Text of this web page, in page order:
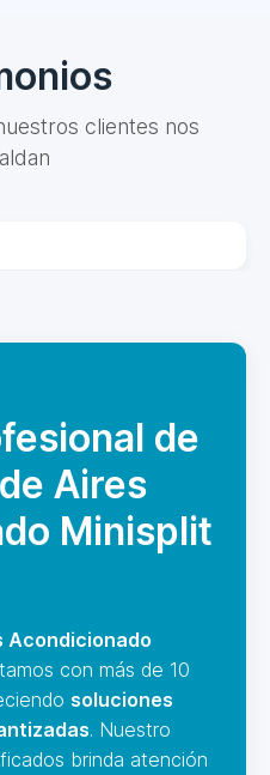
clientes nos
de
Aires
Minisplit
Acondicionado
con más de 10
soluciones
. Nuestro
brinda atención